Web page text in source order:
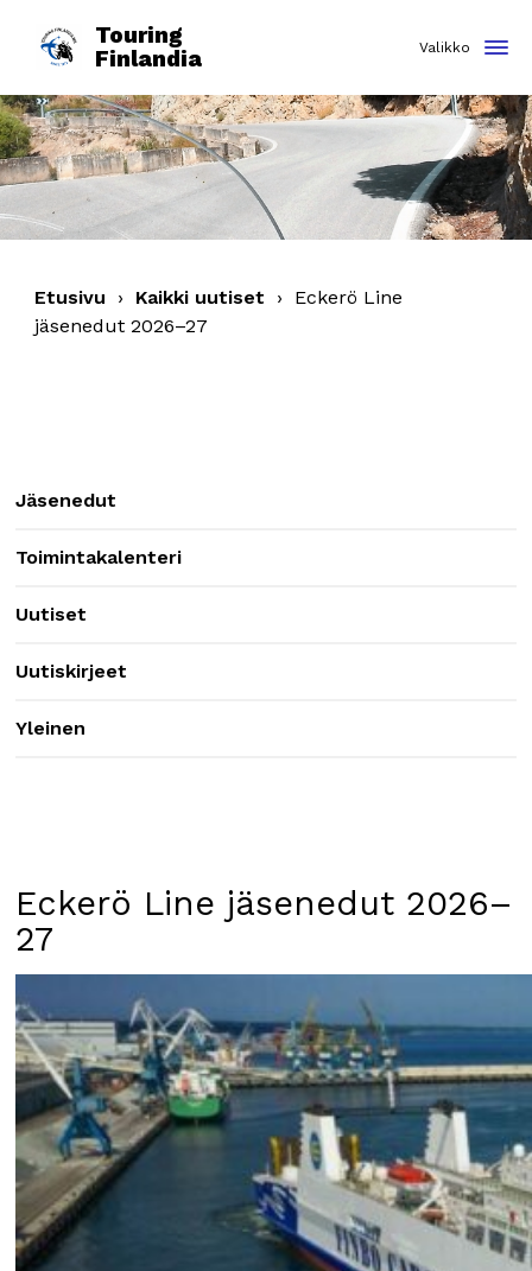
Touring
Finlandia
Etusivu › Kaikki uutiset › Eckerö Line
jäsenedut 2026–27
Jäsenedut
Toimintakalenteri
Uutiset
Uutiskirjeet
Yleinen
Eckerö Line jäsenedut 2026–
27